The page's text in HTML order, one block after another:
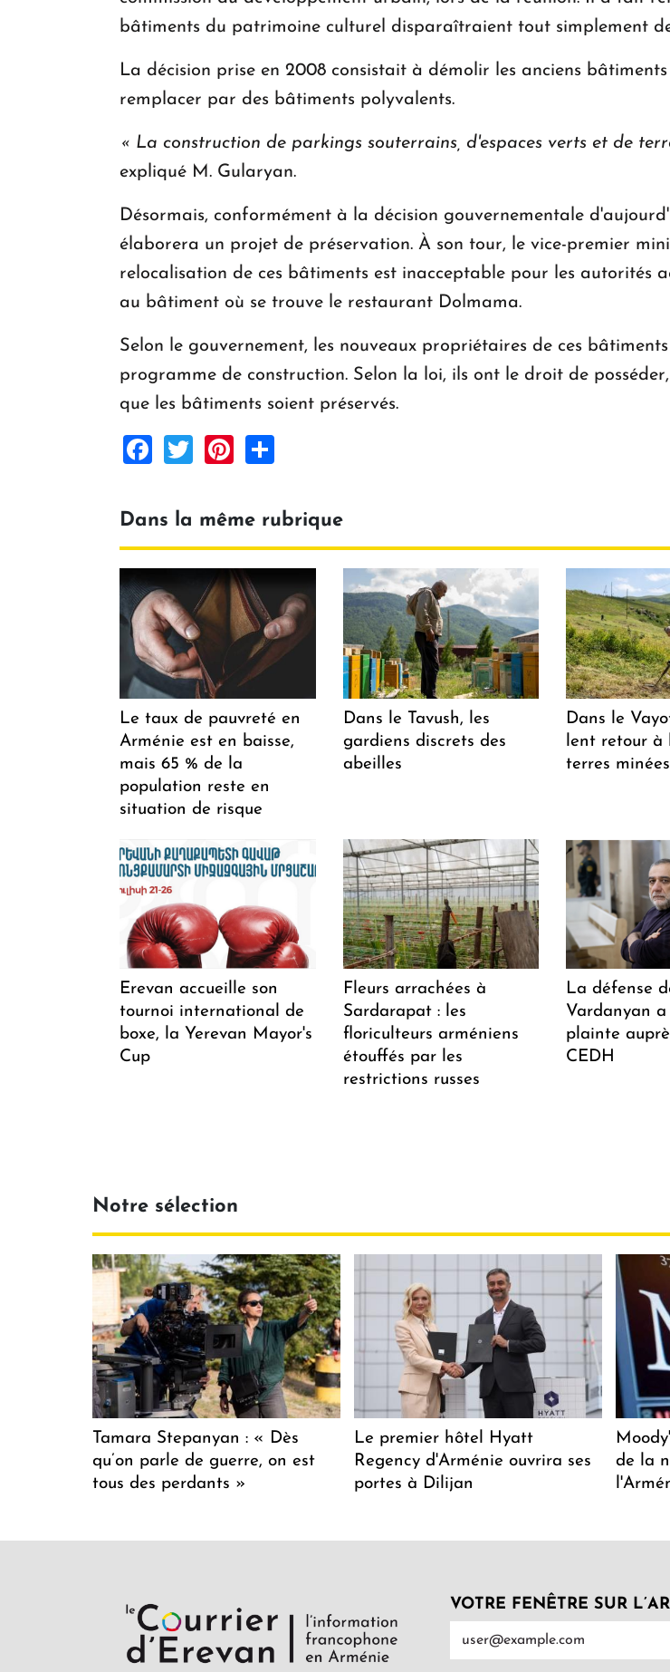
bâtiments du patrimoine culturel disparaîtraient tout simplement
La décision prise en 2008 consistait à démolir les anciens
remplacer par des bâtiments polyvalents.
« La construction de parkings souterrains, d'espaces verts et de
expliqué M. Gularyan.
Désormais, conformément à la décision gouvernementale
élaborera un projet de préservation. À son tour, le vice-premier
relocalisation de ces bâtiments est inacceptable pour les autorités
au bâtiment où se trouve le restaurant Dolmama.
Selon le gouvernement, les nouveaux propriétaires de ces
programme de construction. Selon la loi, ils ont le droit de
que les bâtiments soient préservés.
Facebook
TwitterPinterest
Dans la même rubrique
Le taux de pauvreté en
Arménie est en baisse,
mais 65 % de la
population reste en
situation de risque
Dans le Tavush, les
gardiens discrets des
abeilles
Dans le
lent retour à
terres minées
Erevan accueille son
tournoi international de
boxe, la Yerevan Mayor's
Cup
Fleurs arrachées à
Sardarapat : les
floriculteurs arméniens
étouffés par les
restrictions russes
La défense
Vardanyan a
plainte
CEDH
Notre sélection
Tamara Stepanyan : « Dès
qu’on parle de guerre, on est
tous des perdants »
Le premier hôtel Hyatt
Regency d'Arménie ouvrira ses
portes à Dilijan
de la
VOTRE FENÊTRE SUR